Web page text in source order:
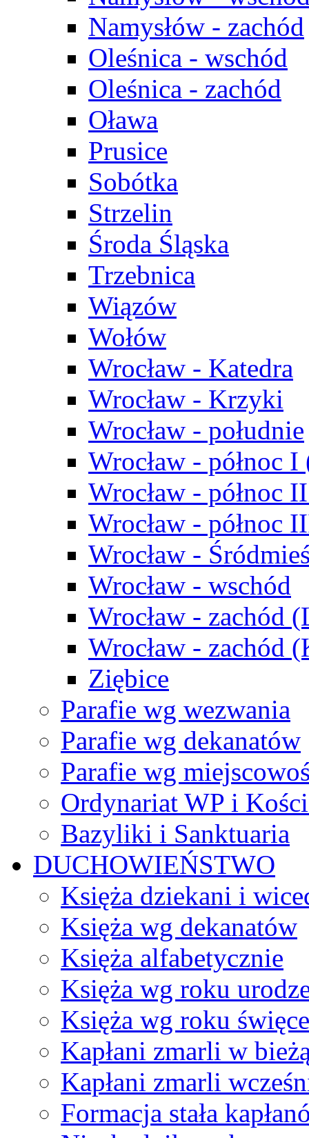
Namysłów - zachód
Oleśnica - wschód
Oleśnica - zachód
Oława
Prusice
Sobótka
Strzelin
Środa Śląska
Trzebnica
Wiązów
Wołów
Wrocław - Katedra
Wrocław - Krzyki
Wrocław - południe
Wrocław - północ
Wrocław - północ
Wrocław - północ
Wrocław -
Wrocław - wschód
Wrocław - zachód
Wrocław - zachód
Ziębice
Parafie wg wezwania
Parafie wg dekanatów
Parafie wg
Ordynariat WP i
Bazyliki i Sanktuaria
DUCHOWIEŃSTWO
Księża dziekani i
Księża wg dekanatów
Księża alfabetycznie
Księża wg roku
Księża wg roku
Kapłani zmarli w
Kapłani zmarli
Formacja stała